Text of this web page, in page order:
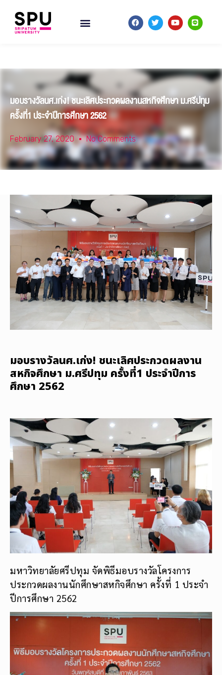
มอบรางวัลนศ.เก่ง! ชนะเลิศประกวดผลงานสหกิจศึกษา ม.ศรีปทุม
ครั้งที่1 ประจำปีการศึกษา 2562
February 27, 2020 No Comments
มอบรางวัลนศ.เก่ง! ชนะเลิศประกวดผลงาน
สหกิจศึกษา ม.ศรีปทุม ครั้งที่1 ประจำปีการ
ศึกษา 2562
มหาวิทยาลัยศรีปทุม จัดพิธีมอบรางวัลโครงการ
ประกวดผลงานนักศึกษาสหกิจศึกษา ครั้งที่ 1 ประจำ
ปีการศึกษา 2562